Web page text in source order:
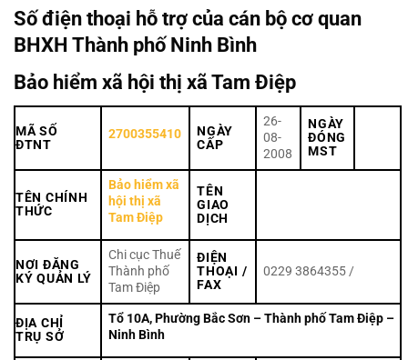
Số điện thoại hỗ trợ của cán bộ cơ quan
BHXH Thành phố Ninh Bình
Bảo hiểm xã hội thị xã Tam Điệp
MÃ SỐ
ĐTNT
2700355410
NGÀY
CẤP
26-
08-
2008
NGÀY
ĐÓNG
MST
TÊN CHÍNH
THỨC
Bảo hiểm xã
hội thị xã
Tam Điệp
TÊN
GIAO
DỊCH
NƠI ĐĂNG
KÝ QUẢN LÝ
Chi cục Thuế
Thành phố
Tam Điệp
ĐIỆN
THOẠI /
FAX
0229 3864355 /
ĐỊA CHỈ
TRỤ SỞ
Tổ 10A, Phường Bắc Sơn – Thành phố Tam Điệp –
Ninh Bình